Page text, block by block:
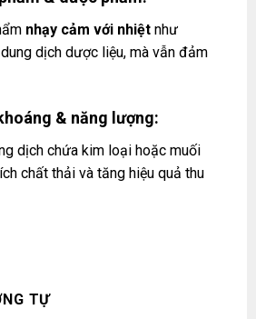
nhạy cảm với nhiệt như
dịch dược liệu, mà vẫn đảm
& năng lượng:
dịch chứa kim loại hoặc muối
chất thải và tăng hiệu quả thu
TỰ